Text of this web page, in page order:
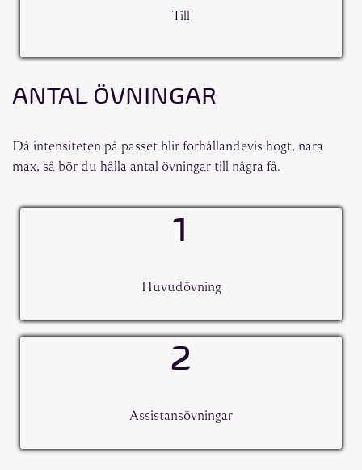
Till
ANTAL ÖVNINGAR
Då intensiteten på passet blir förhållandevis högt, nära
max, så bör du hålla antal övningar till några få.
1
Huvudövning
2
Assistansövningar